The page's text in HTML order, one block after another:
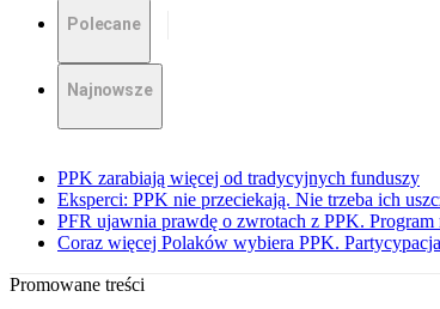
Polecane
Najnowsze
PPK zarabiają więcej od tradycyjnych funduszy
Eksperci: PPK nie przeciekają. Nie trzeba ich
PFR ujawnia prawdę o zwrotach z PPK. Program
Coraz więcej Polaków wybiera PPK.
Promowane treści